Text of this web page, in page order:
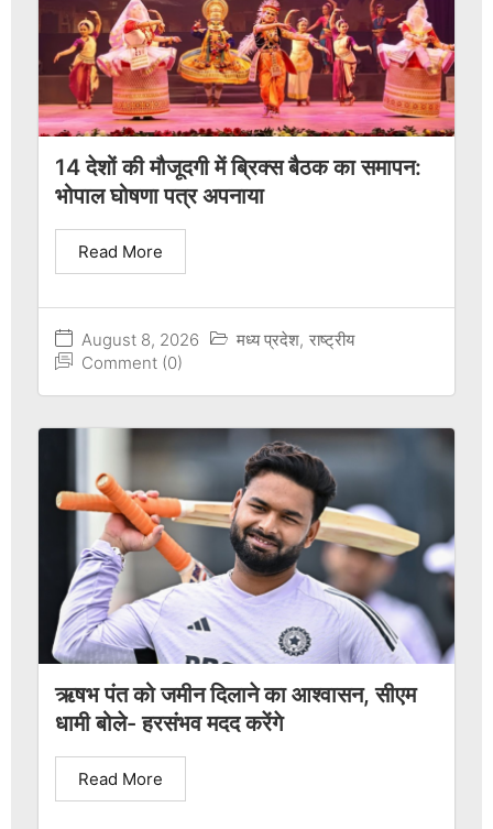
14 देशों की मौजूदगी में ब्रिक्स बैठक का समापन:
भोपाल घोषणा पत्र अपनाया
August 8, 2026 मध्य प्रदेश, राष्ट्रीय
Comment (0)
Read More
ऋषभ पंत को जमीन दिलाने का आश्वासन, सीएम
धामी बोले- हरसंभव मदद करेंगे
Read More